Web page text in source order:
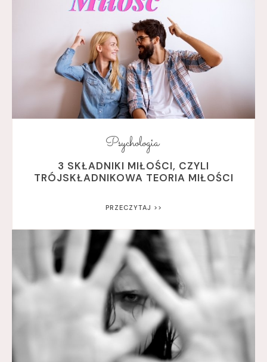
Psychologia
3 SKŁADNIKI MIŁOŚCI, CZYLI
TRÓJSKŁADNIKOWA TEORIA MIŁOŚCI
PRZECZYTAJ >>